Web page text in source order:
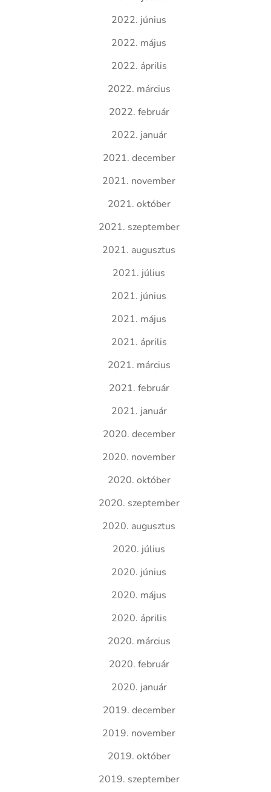
2022. június
2022. május
2022. április
2022. március
2022. február
2022. január
2021. december
2021. november
2021. október
2021. szeptember
2021. augusztus
2021. július
2021. június
2021. május
2021. április
2021. március
2021. február
2021. január
2020. december
2020. november
2020. október
2020. szeptember
2020. augusztus
2020. július
2020. június
2020. május
2020. április
2020. március
2020. február
2020. január
2019. december
2019. november
2019. október
2019. szeptember